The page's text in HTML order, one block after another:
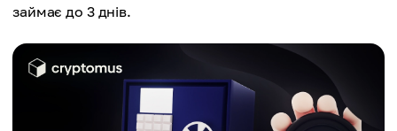
займає до 3 днів.